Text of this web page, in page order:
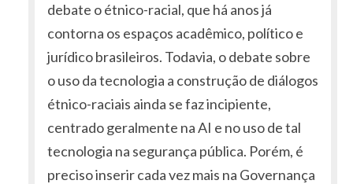
debate o étnico-racial, que há anos já
contorna os espaços acadêmico, político e
jurídico brasileiros. Todavia, o debate sobre
o uso da tecnologia a construção de diálogos
étnico-raciais ainda se faz incipiente,
centrado geralmente na AI e no uso de tal
tecnologia na segurança pública. Porém, é
preciso inserir cada vez mais na Governança